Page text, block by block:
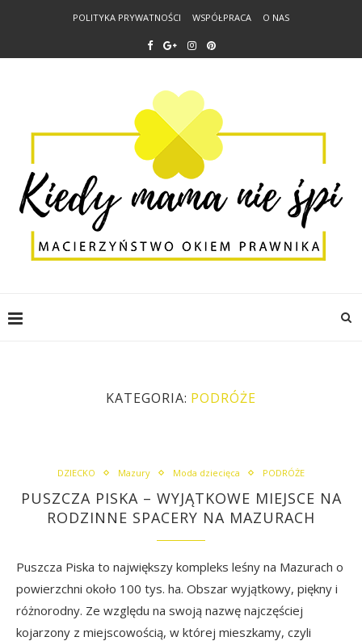
POLITYKA PRYWATNOŚCI WSPÓŁPRACA O NAS
KATEGORIA: PODRÓŻE
DZIECKO Mazury Moda dziecięca PODRÓŻE
PUSZCZA PISKA – WYJĄTKOWE MIEJSCE NA
RODZINNE SPACERY NA MAZURACH
Puszcza Piska to największy kompleks leśny na Mazurach o
powierzchni około 100 tys. ha. Obszar wyjątkowy, piękny i
różnorodny. Ze względu na swoją nazwę najczęściej
kojarzony z miejscowością, w której mieszkamy, czyli